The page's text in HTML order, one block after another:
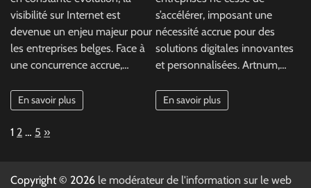
visibilité sur Internet est
devenue un enjeu majeur pour
les entreprises belges. Face à
une concurrence accrue,…
En savoir plus
s’accélérer, imposant une
nécessité accrue pour des
solutions digitales innovantes
et personnalisées. Artnum,…
En savoir plus
Page:
1 2 … 5 Next
»
Copyright © 2026 le modérateur de l'information sur le web